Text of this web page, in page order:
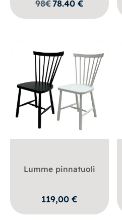
98€78.40€
Lumme pinnatuoli
119,00€